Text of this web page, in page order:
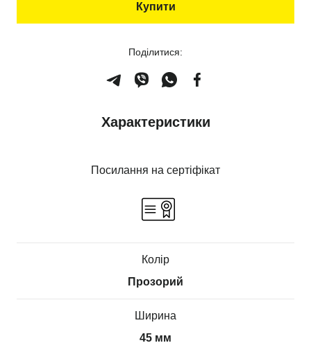
Купити
Поділитися:
Характеристики
Посилання на сертіфікат
Колір
Прозорий
Ширина
45 мм